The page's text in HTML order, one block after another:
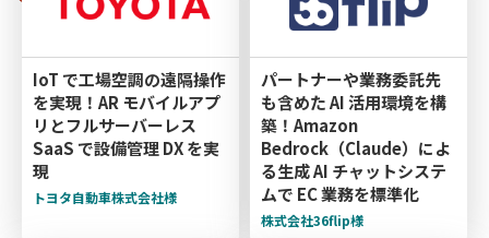
IoT で工場空調の遠隔操作
を実現！AR モバイルアプ
リとフルサーバーレス
SaaS で設備管理 DX を実
現
トヨタ自動車株式会社様
パートナーや業務委託先
も含めた AI 活用環境を構
築！Amazon
Bedrock（Claude）によ
る生成 AI チャットシステ
ムで EC 業務を標準化
株式会社36flip様